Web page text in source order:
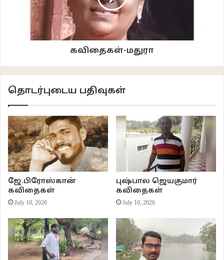
நாய்களை கூட்டி வந்து ரொட்டிகளை
திங்கச் செய்தேன்
அவைகளின் நாவிலிருந்து சொட்டிய
கவிதைகள்- தமிழ்மணி தமிழ் கவிதைகள்
கவிதைகள்-மதுரா
தொடர்புடைய பதிவுகள்
ஜே.பிரோஸ்கான்
கவிதைகள்
July 10, 2026
புஷ்பால ஜெயகுமார்
கவிதைகள்
July 10, 2026